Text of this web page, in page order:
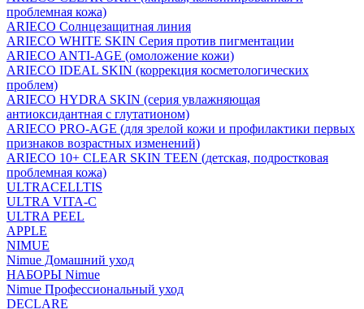
проблемная кожа)
ARIECO Солнцезащитная линия
ARIECO WHITE SKIN Серия против пигментации
ARIECO ANTI-AGE (омоложение кожи)
ARIECO IDEAL SKIN (коррекция косметологических
проблем)
ARIECO HYDRA SKIN (серия увлажняющая
антиоксидантная с глутатионом)
ARIECO PRO-AGE (для зрелой кожи и профилактики первых
признаков возрастных изменений)
ARIECO 10+ CLEAR SKIN TEEN (детская, подростковая
проблемная кожа)
ULTRACELLTIS
ULTRA VITA-C
ULTRA PEEL
APPLE
NIMUE
Nimue Домашний уход
НАБОРЫ Nimue
Nimue Профессиональный уход
DECLARE